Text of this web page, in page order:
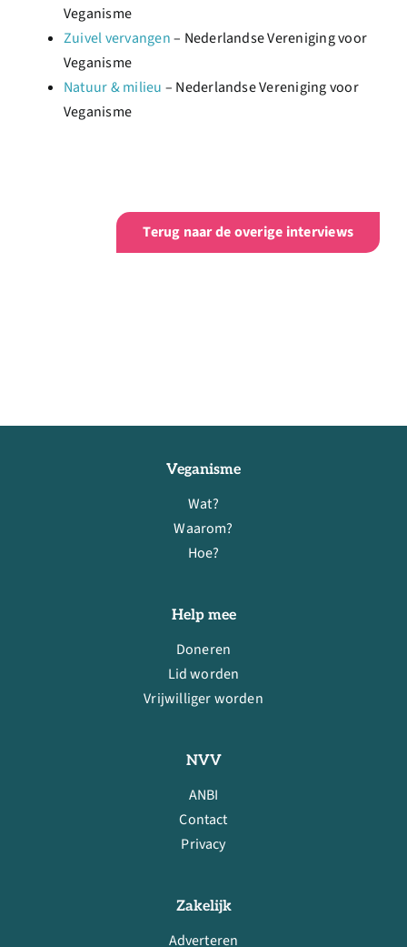
Veganisme
Zuivel vervangen– Nederlandse Vereniging voor
Veganisme
Natuur & milieu – Nederlandse Vereniging voor
Veganisme
Terug naar de overige interviews
Veganisme
Wat?
Waarom?
Hoe?
Help mee
Doneren
Lid worden
Vrijwilliger worden
NVV
ANBI
Contact
Privacy
Zakelijk
Adverteren